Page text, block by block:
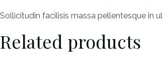
Sollicitudin facilisis massa pellentesque in
Related products